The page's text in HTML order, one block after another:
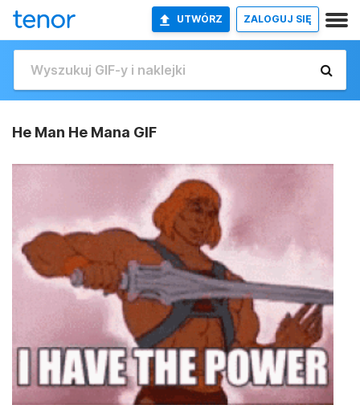
UTWÓRZ ZALOGUJ SIĘ
He Man He Mana GIF